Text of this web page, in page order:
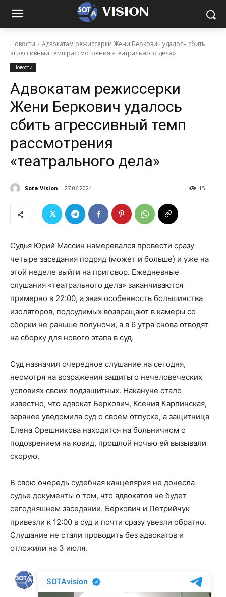
VISION
Новости
Адвокатам режиссерки Жени Беркович удалось сбить
агрессивный темп рассмотрения «театрального дела»
Новости
Адвокатам режиссерки
Жени Беркович удалось
сбить агрессивный темп
рассмотрения
«театрального дела»
Sota Vision 27.06.2024 15
Судья Юрий Массин намеревался провести сразу
четыре заседания подряд (может и больше) и уже на
этой неделе выйти на приговор. Ежедневные
слушания «театрального дела» заканчиваются
примерно в 22:00, а зная особенность большинства
изоляторов, подсудимых возвращают в камеры со
сборки не раньше полуночи, а в 6 утра снова отводят
на сборку для нового этапа в суд.
Суд назначил очередное слушание на сегодня,
несмотря на возражения защиты о нечеловеческих
условиях своих подзащитных. Накануне стало
известно, что адвокат Беркович, Ксения Карпинская,
заранее уведомила суд о своем отпуске, а защитница
Елена Орешникова находится на больничном с
подозрением на ковид, прошлой ночью ей вызывали
скорую.
В свою очередь судебная канцелярия не донесла
судье документы о том, что адвокатов не будет
сегодняшнем заседании. Беркович и Петрийчук
привезли к 12:00 в суд и почти сразу увезли обратно.
Слушание не стали проводить без адвокатов и
отложили на 3 июля.